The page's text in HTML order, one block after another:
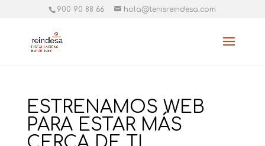
900 90 88 66 hola@tenisreindesa.com
ESTRENAMOS WEB
PARA ESTAR MÁS